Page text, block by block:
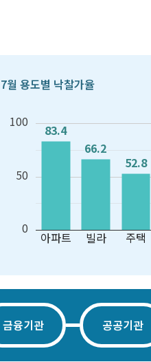
7월 용도별 낙찰가율
아파트 빌라 주택
0
50
100
83.4
83.4
66.2
66.2
52.8
52.8
금융기관 공공기관